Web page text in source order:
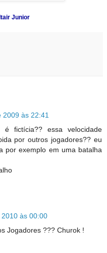
Junior
às 22:41
fictícia?? essa velocidade
por outros jogadores?? eu
por exemplo em uma batalha
às 00:00
Jogadores ??? Churok !